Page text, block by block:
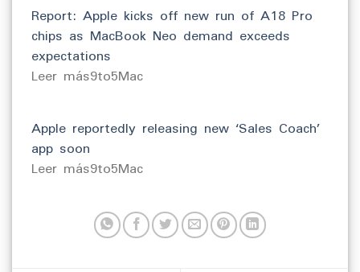
Report: Apple kicks off new run of A18 Pro
chips as MacBook Neo demand exceeds
expectations
​Leer más9to5Mac
Apple reportedly releasing new ‘Sales Coach’
app soon
​Leer más9to5Mac